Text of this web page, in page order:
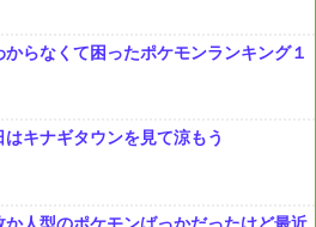
らなくて困ったポケモンランキング１
キナギタウンを見て涼もう
人型のポケモンばっかだったけど最近